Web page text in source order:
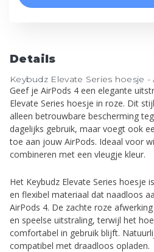
Details
Keybudz Elevate Series hoesje
Geef je AirPods 4 een elegante
Elevate Series hoesje in roze. Dit
alleen betrouwbare bescherming
dagelijks gebruik, maar voegt ook
toe aan jouw AirPods. Ideaal voor
combineren met een vleugje kleur.
Het Keybudz Elevate Series hoesje
en flexibel materiaal dat naadloos
AirPods 4. De zachte roze
en speelse uitstraling, terwijl het
comfortabel in gebruik blijft.
compatibel met draadloos opladen.